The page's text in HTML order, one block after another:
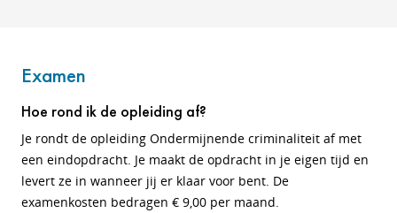
Examen
Hoe rond ik de opleiding af?
Je rondt de opleiding Ondermijnende criminaliteit af met
een eindopdracht. Je maakt de opdracht in je eigen tijd en
levert ze in wanneer jij er klaar voor bent. De
examenkosten bedragen € 9,00 per maand.